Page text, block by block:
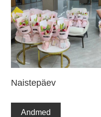
Naistepäev
Andmed